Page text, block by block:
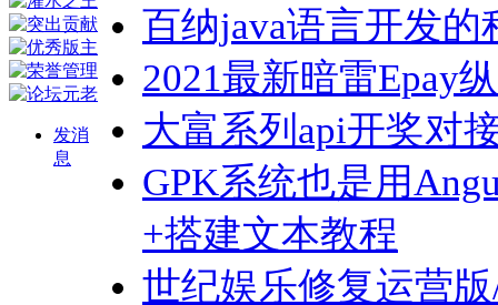
发消
息
百纳java语言开发
2021最新暗雷Epay
大富系列api开奖对
GPK系统也是用
+搭建文本教程
世纪娱乐修复运营